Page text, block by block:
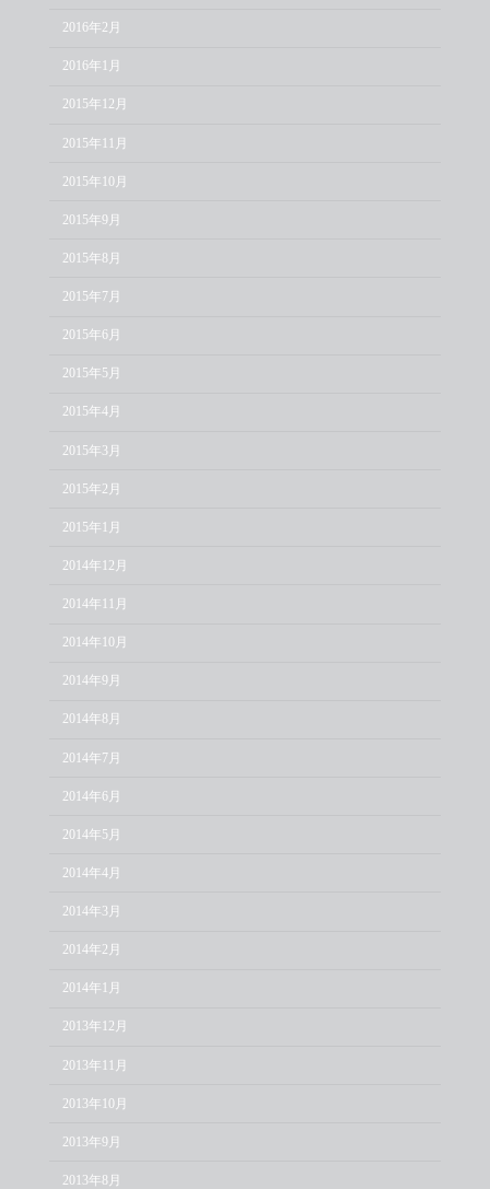
2016年2月
2016年1月
2015年12月
2015年11月
2015年10月
2015年9月
2015年8月
2015年7月
2015年6月
2015年5月
2015年4月
2015年3月
2015年2月
2015年1月
2014年12月
2014年11月
2014年10月
2014年9月
2014年8月
2014年7月
2014年6月
2014年5月
2014年4月
2014年3月
2014年2月
2014年1月
2013年12月
2013年11月
2013年10月
2013年9月
2013年8月